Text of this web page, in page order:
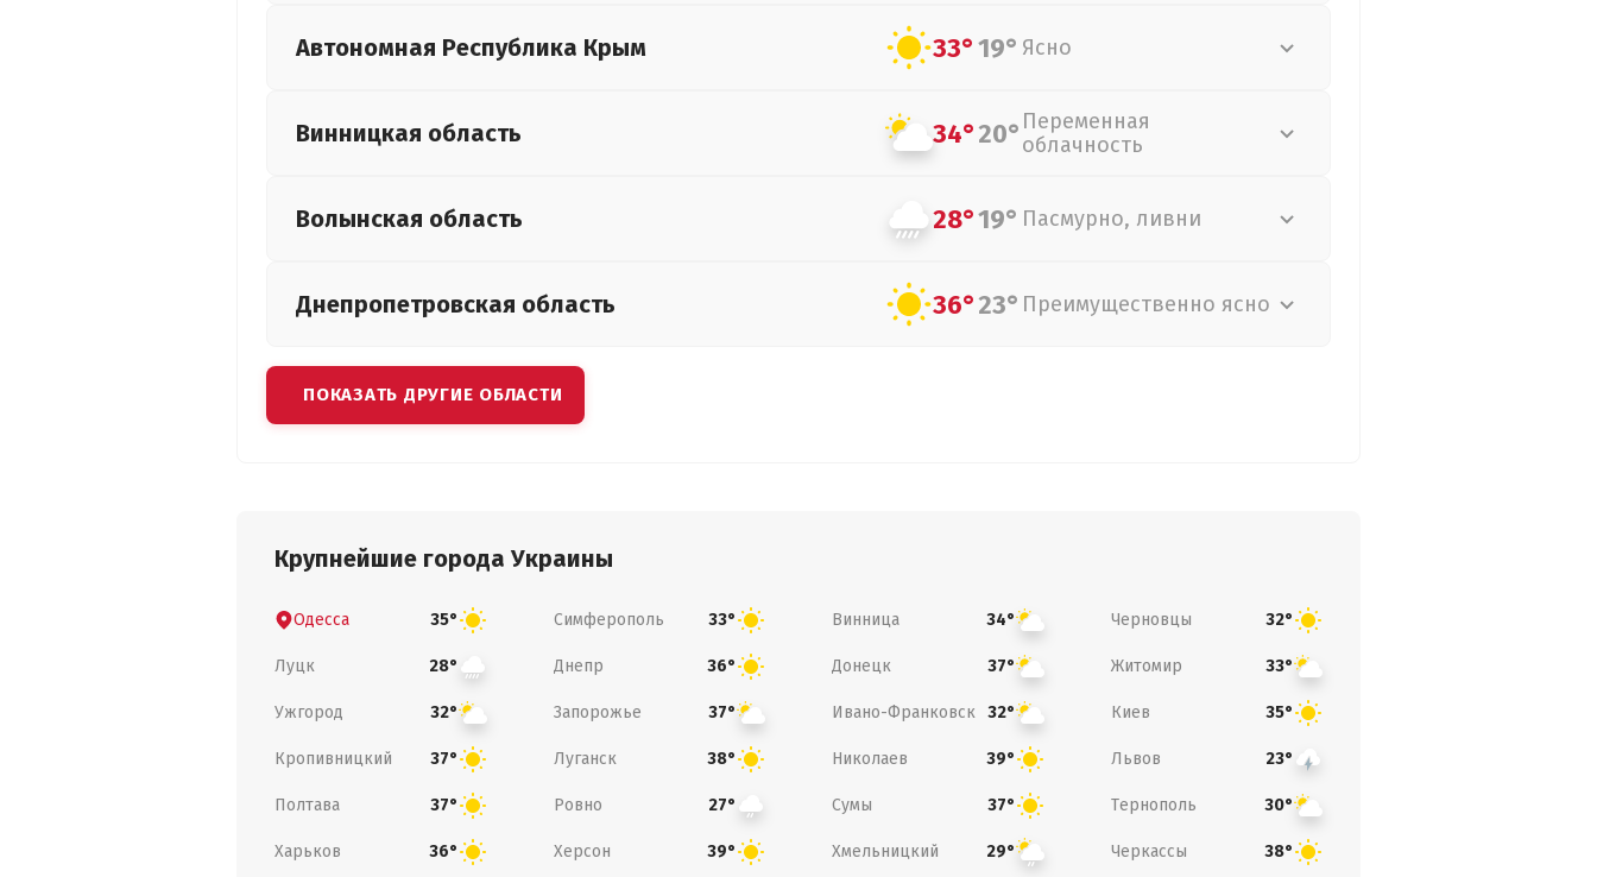
Автономная Республика Крым 33°19° Ясно
Винницкая область 34°20° Переменная
облачность
Волынская область 28°19° Пасмурно, ливни
Днепропетровская область 36°23° Преимущественно ясно
ПОКАЗАТЬ ДРУГИЕ ОБЛАСТИ
Крупнейшие города Украины
Одесса 35° Симферополь 33° Винница 34° Черновцы 32°
Луцк 28° Днепр 36° Донецк 37° Житомир 33°
Ужгород 32° Запорожье 37° Ивано-Франковск 32° Киев 35°
Кропивницкий 37° Луганск 38° Николаев 39° Львов 23°
Полтава 37° Ровно 27° Сумы 37° Тернополь 30°
Харьков 36° Херсон 39° Хмельницкий 29° Черкассы 38°